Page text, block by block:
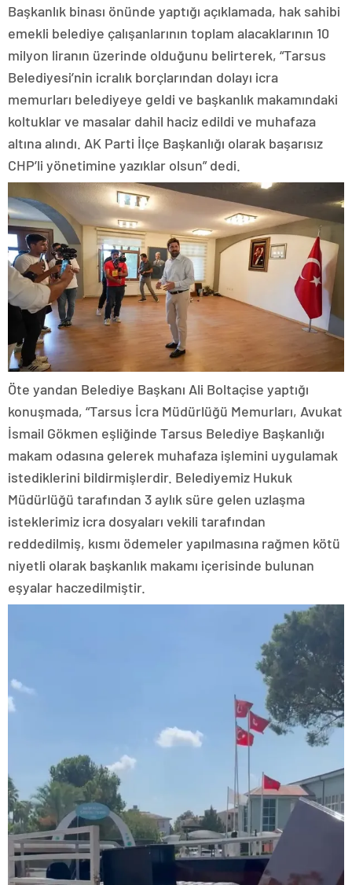
Başkanlık binası önünde yaptığı açıklamada, hak sahibi
emekli belediye çalışanlarının toplam alacaklarının 10
milyon liranın üzerinde olduğunu belirterek, “Tarsus
Belediyesi’nin icralık borçlarından dolayı icra
memurları belediyeye geldi ve başkanlık makamındaki
koltuklar ve masalar dahil haciz edildi ve muhafaza
altına alındı. AK Parti İlçe Başkanlığı olarak başarısız
CHP’li yönetimine yazıklar olsun” dedi.
Öte yandan Belediye Başkanı Ali Boltaçise yaptığı
konuşmada, “Tarsus İcra Müdürlüğü Memurları, Avukat
İsmail Gökmen eşliğinde Tarsus Belediye Başkanlığı
makam odasına gelerek muhafaza işlemini uygulamak
istediklerini bildirmişlerdir. Belediyemiz Hukuk
Müdürlüğü tarafından 3 aylık süre gelen uzlaşma
isteklerimiz icra dosyaları vekili tarafından
reddedilmiş, kısmı ödemeler yapılmasına rağmen kötü
niyetli olarak başkanlık makamı içerisinde bulunan
eşyalar haczedilmiştir.